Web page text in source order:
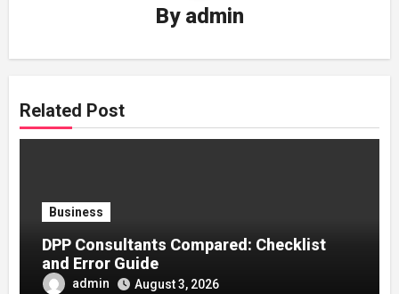
By admin
Related Post
Business
DPP Consultants Compared: Checklist
and Error Guide
admin August 3, 2026